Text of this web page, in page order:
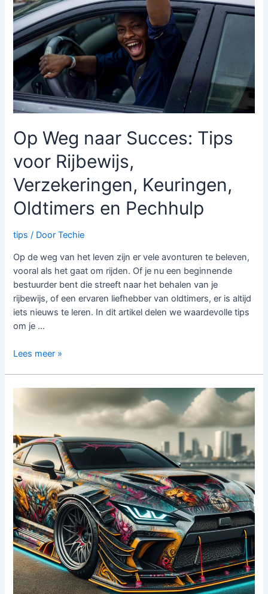
Op Weg naar Succes: Tips
voor Rijbewijs,
Verzekeringen, Keuringen,
Oldtimers en Pechhulp
tips / DoorTechie
Op de weg van het leven zijn er vele avonturen te beleven,
vooral als het gaat om rijden. Of je nu een beginnende
bestuurder bent die streeft naar het behalen van je
rijbewijs, of een ervaren liefhebber van oldtimers, er is altijd
iets nieuws te leren. In dit artikel delen we waardevolle tips
om je …
Op
Rijbewijs,
Verzekeringen,
Keuringen,
Oldtimers
en
Pechhulp
Lees meer »